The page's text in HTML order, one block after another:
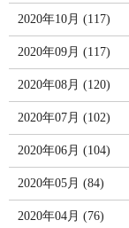
2020年10月 (117)
2020年09月 (117)
2020年08月 (120)
2020年07月 (102)
2020年06月 (104)
2020年05月 (84)
2020年04月 (76)